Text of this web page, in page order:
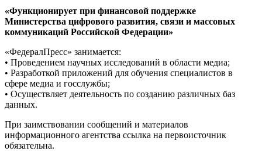
«Функционирует при финансовой поддержке
Министерства цифрового развития, связи и массовых
коммуникаций Российской Федерации»
«ФедералПресс» занимается:
• Проведением научных исследований в области медиа;
• Разработкой приложений для обучения специалистов в
сфере медиа и госслужбы;
• Осуществляет деятельность по созданию различных баз
данных.
При заимствовании сообщений и материалов
информационного агентства ссылка на первоисточник
обязательна.